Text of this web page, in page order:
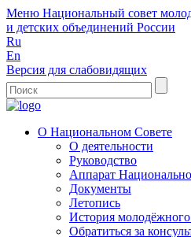
Меню Национальный совет
и детских объединений России
Ru
En
Версия для слабовидящих
О Национальном Совете
О деятельности
Руководство
Аппарат
Документы
Летопись
История
Обратиться за